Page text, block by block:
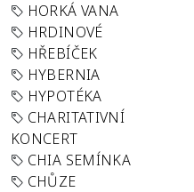
HORKÁ VANA
HRDINOVÉ
HŘEBÍČEK
HYBERNIA
HYPOTÉKA
CHARITATIVNÍ
KONCERT
CHIA SEMÍNKA
CHŮZE